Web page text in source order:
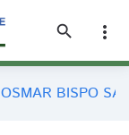
search
more_vert
OSMAR BISPO